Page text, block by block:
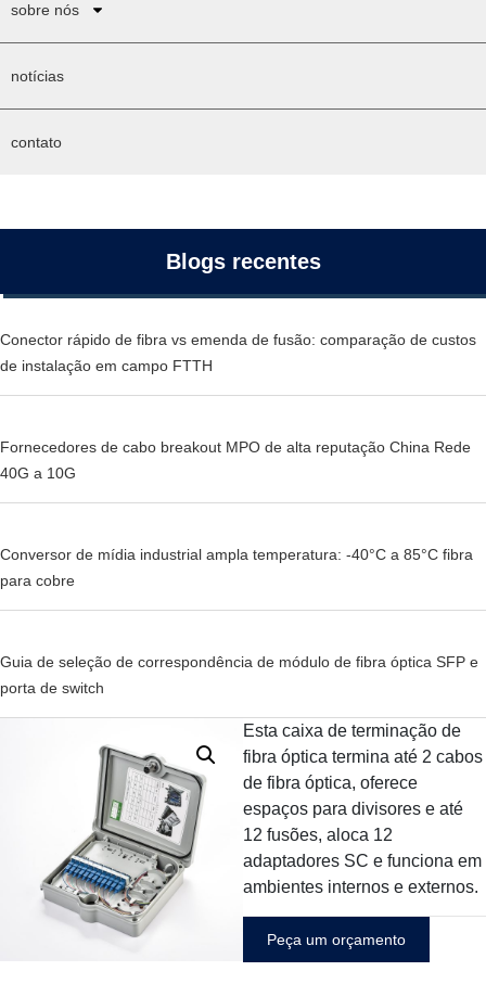
sobre nós
notícias
contato
Blogs recentes
Conector rápido de fibra vs emenda de fusão: comparação de custos
de instalação em campo FTTH
Fornecedores de cabo breakout MPO de alta reputação China Rede
40G a 10G
Conversor de mídia industrial ampla temperatura: -40°C a 85°C fibra
para cobre
Guia de seleção de correspondência de módulo de fibra óptica SFP e
porta de switch
Esta caixa de terminação de
fibra óptica termina até 2 cabos
de fibra óptica, oferece
espaços para divisores e até
12 fusões, aloca 12
adaptadores SC e funciona em
ambientes internos e externos.
Peça um orçamento